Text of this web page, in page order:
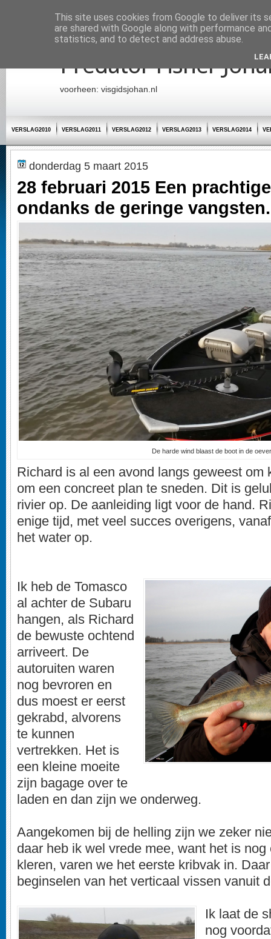
Startpagina
Predator Fisher
voorheen: visgidsjohan.nl
VERSLAG2010 VERSLAG2011 VERSLAG2012 VERSLAG2013 VERSLAG2014
donderdag 5 maart 2015
28 februari 2015 Een
ondanks de geringe vangsten.
De harde wind blaast de boot in de
Richard is al een avond langs geweest om
om een concreet plan te sneden. Dit is
rivier op. De aanleiding ligt voor de hand.
enige tijd, met veel succes overigens,
het water op.
Ik heb de Tomasco
al achter de Subaru
hangen, als Richard
de bewuste ochtend
arriveert. De
autoruiten waren
nog bevroren en
dus moest er eerst
gekrabd, alvorens
te kunnen
vertrekken. Het is
een kleine moeite
zijn bagage over te
laden en dan zijn we onderweg.
Aangekomen bij de helling zijn we zeker
daar heb ik wel vrede mee, want het is
kleren, varen we het eerste kribvak in.
beginselen van het verticaal vissen vanuit
Ik laat de
nog
This site uses cookies from Google to deliver its
are shared with Google along with performance
statistics, and to detect and address abuse.